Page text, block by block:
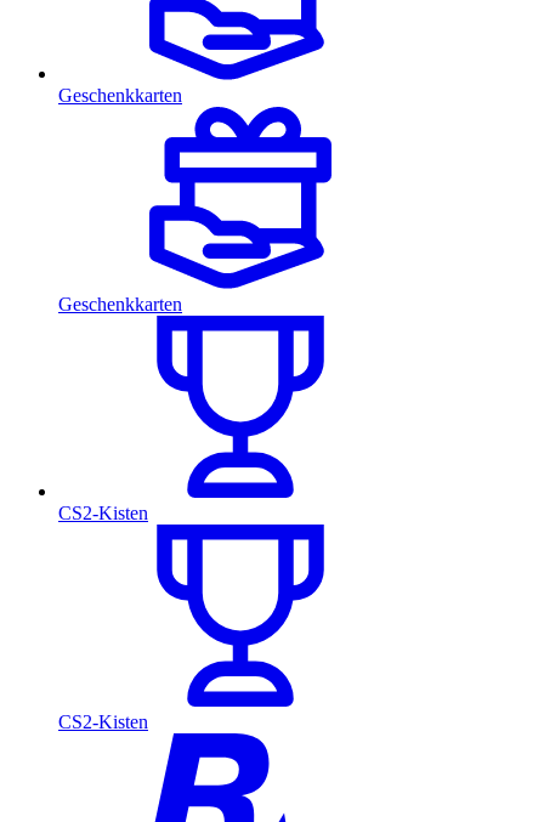
Geschenkkarten
Geschenkkarten
CS2-Kisten
CS2-Kisten